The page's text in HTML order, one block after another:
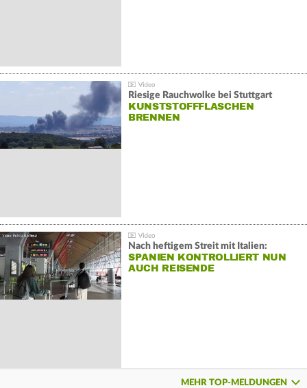
Riesige Rauchwolke bei Stuttgart
KUNSTSTOFFFLASCHEN
BRENNEN
Nach heftigem Streit mit Italien:
SPANIEN KONTROLLIERT NUN
AUCH REISENDE
MEHR TOP-MELDUNGEN